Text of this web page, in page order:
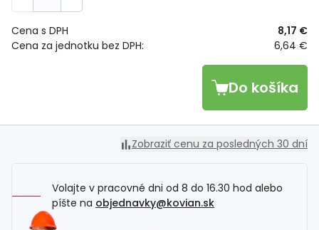
Cena za jednotku bez DPH: 6,64 €
Cena s DPH 8,17 €
Do košíka
Zobraziť cenu za posledných 30 dní
Volajte v pracovné dni od 8 do 16.30 hod alebo
píšte na objednavky@kovian.sk